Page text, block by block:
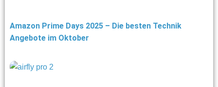
Amazon Prime Days 2025 – Die besten Technik
Angebote im Oktober